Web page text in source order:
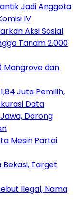
Jadi Anggota
IV
Aksi Sosial
Tanam 2.000
Mangrove dan
Juta Pemilih,
Data
Dorong
Mesin Partai
Bekasi, Target
Ilegal, Nama